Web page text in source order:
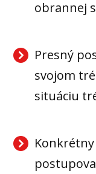
obrannej
Presný
svojom
situáciu